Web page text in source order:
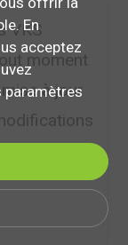
VKS
moment
à jour
en un seul
En
acceptez
paramètres